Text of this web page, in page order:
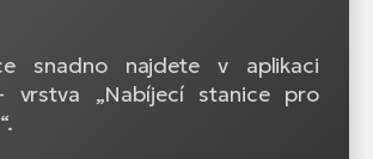
snadno najdete v aplikaci
vrstva „Nabíjecí stanice pro